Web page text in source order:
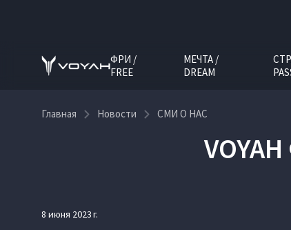
ФРИ /
FREE
МЕЧТА /
DREAM
Главная Новости СМИ О НАС
8 июня 2023 г.